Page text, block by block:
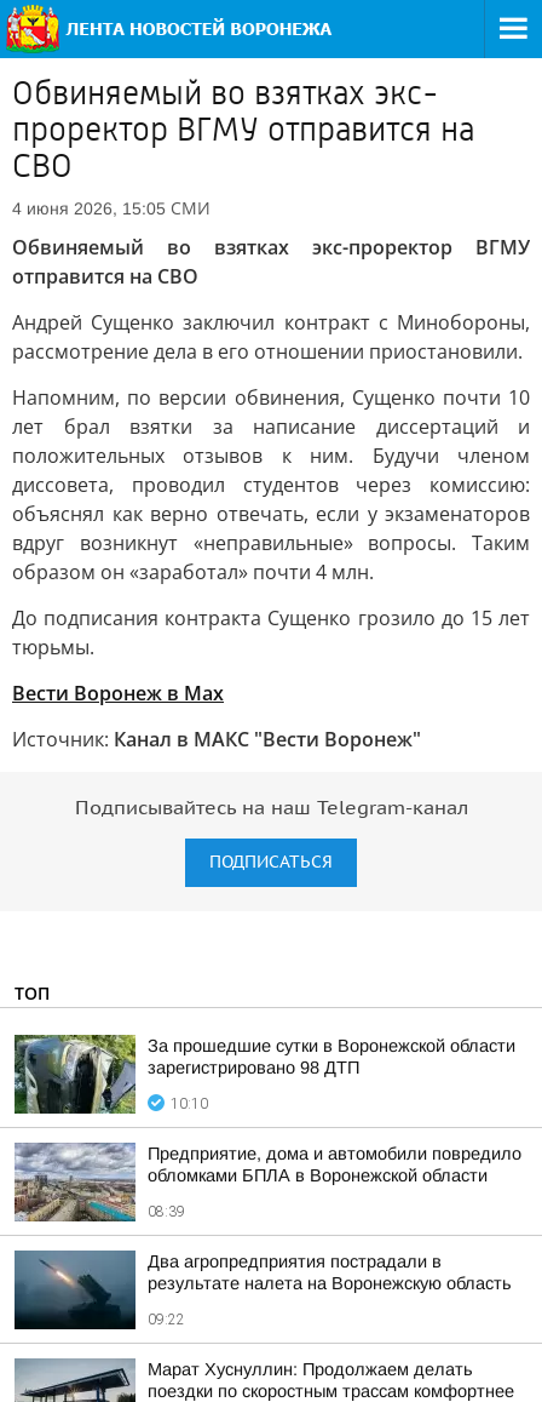
Обвиняемый во взятках экс-
проректор ВГМУ отправится на
СВО
4 июня 2026, 15:05 СМИ
Обвиняемый во взятках экс-проректор ВГМУ
отправится на СВО
Андрей Сущенко заключил контракт с Минобороны,
рассмотрение дела в его отношении приостановили.
Напомним, по версии обвинения, Сущенко почти 10
лет брал взятки за написание диссертаций и
положительных отзывов к ним. Будучи членом
диссовета, проводил студентов через комиссию:
объяснял как верно отвечать, если у экзаменаторов
вдруг возникнут «неправильные» вопросы. Таким
образом он «заработал» почти 4 млн.
До подписания контракта Сущенко грозило до 15 лет
тюрьмы.
Вести Воронеж в Max
Источник: Канал в МАКС "Вести Воронеж"
Подписывайтесь на наш Telegram-канал
ПОДПИСАТЬСЯ
ТОП
За прошедшие сутки в Воронежской области
зарегистрировано 98 ДТП
10:10
Предприятие, дома и автомобили повредило
обломками БПЛА в Воронежской области
08:39
Два агропредприятия пострадали в
результате налета на Воронежскую область
09:22
Марат Хуснуллин: Продолжаем делать
поездки по скоростным трассам комфортнее